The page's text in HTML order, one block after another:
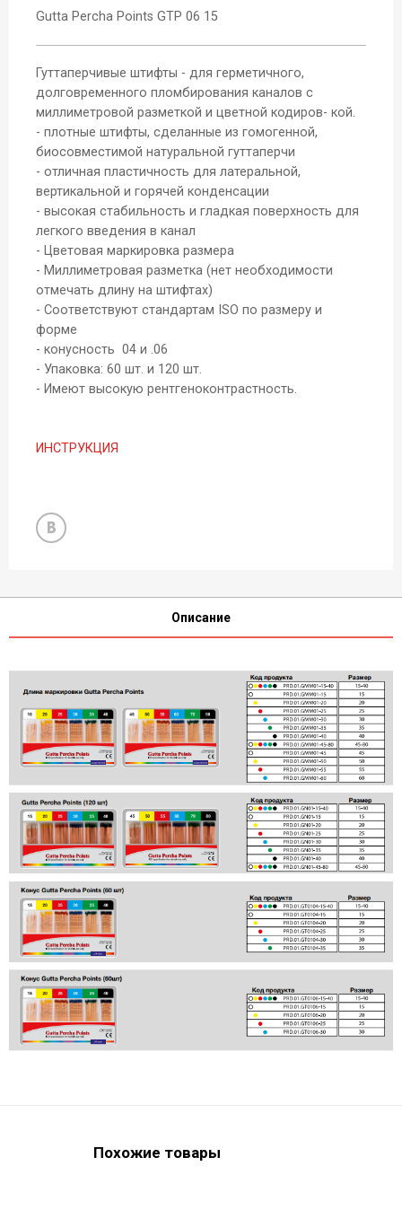
Gutta Percha Points GТР 06 15
Гуттаперчивые штифты - для герметичного,
долговременного пломбирования каналов с
миллиметровой разметкой и цветной кодиров- кой.
- плотные штифты, сделанные из гомогенной,
биосовместимой натуральной гуттаперчи
- отличная пластичность для латеральной,
вертикальной и горячей конденсации
- высокая стабильность и гладкая поверхность для
легкого введения в канал
- Цветовая маркировка размера
- Миллиметровая разметка (нет необходимости
отмечать длину на штифтах)
- Соответствуют стандартам ISO по размеру и
форме
- конусность 04 и .06
- Упаковка: 60 шт. и 120 шт.
- Имеют высокую рентгеноконтрастность.
ИНСТРУКЦИЯ
Описание
Похожие товары